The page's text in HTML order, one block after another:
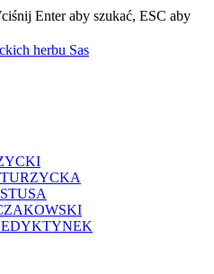
Enter aby szukać, ESC aby